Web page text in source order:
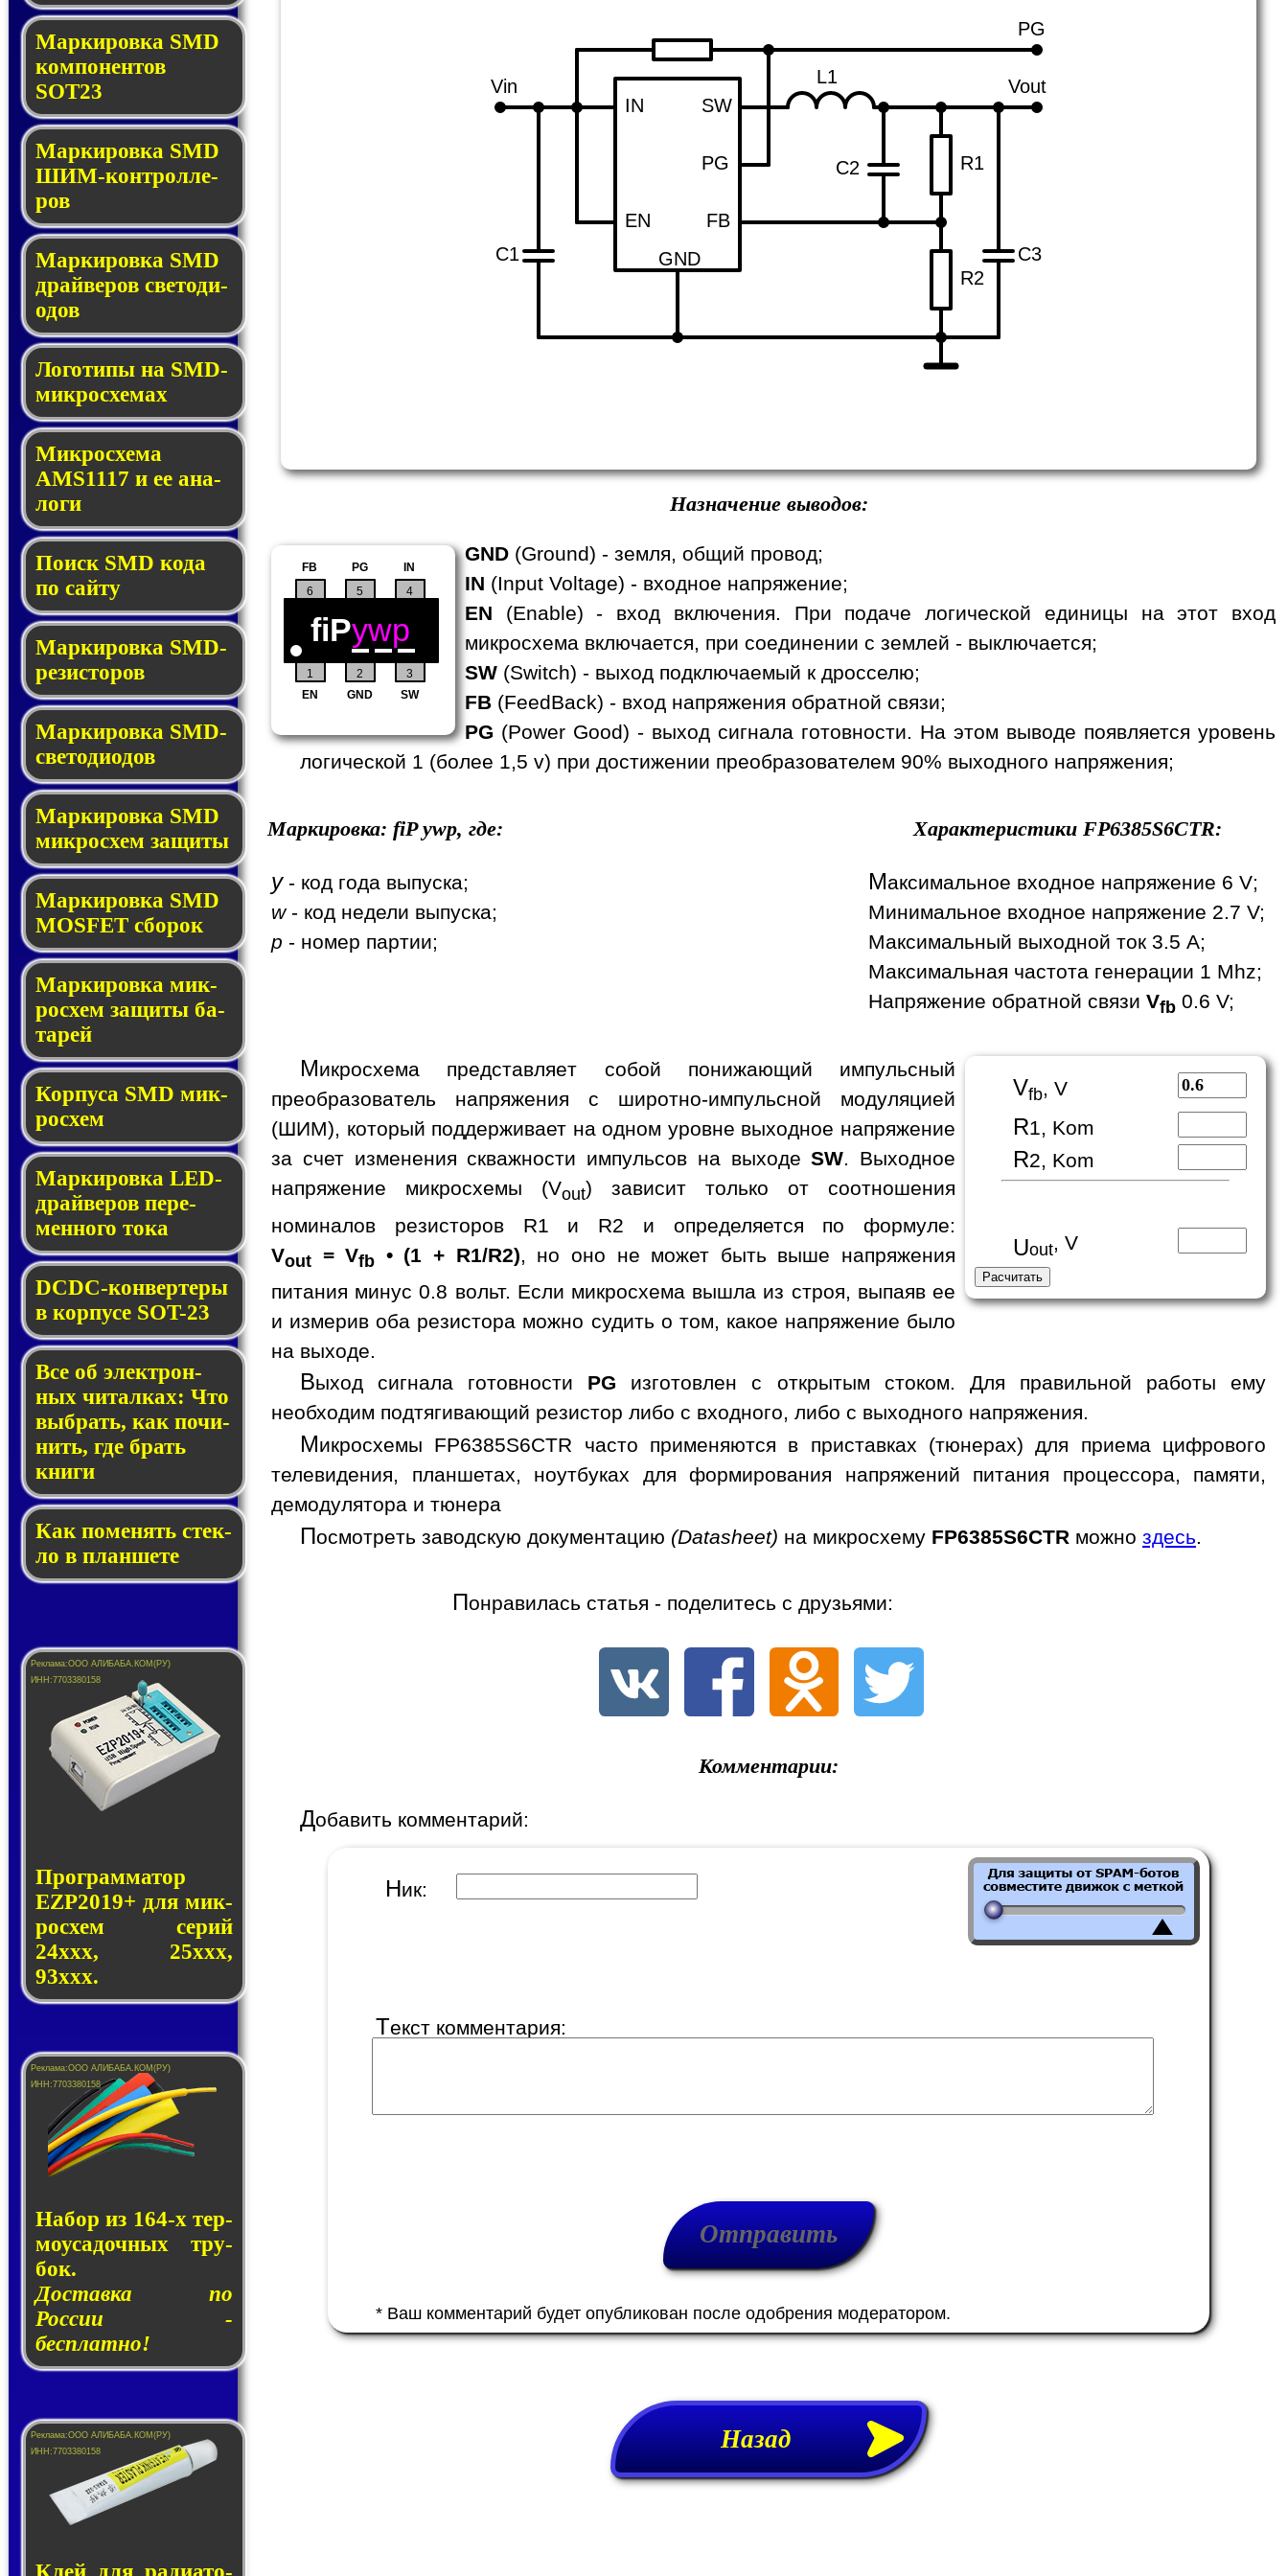
Маркировка SMD
ком­по­нен­тов
SOT23
Маркировка SMD
ШИМ-кон­трол­ле­
ров
Маркировка SMD
драй­ве­ров све­то­ди­
о­дов
Логотипы на SMD-
мик­ро­схе­мах
Микросхема
AMS1117 и ее ана­
ло­ги
Поиск SMD ко­да
по сай­ту
Маркировка SMD-
ре­зис­то­ров
Маркировка SMD-
све­то­дио­дов
Мар­ки­ров­ка SMD
мик­рос­хем защиты
Мар­ки­ров­ка SMD
MOSFET сбо­рок
Мар­ки­ров­ка мик­
ро­схем за­щи­ты ба­
та­рей
Корпуса SMD мик­
ро­схем
Маркировка LED-
драй­ве­ров пе­ре­
мен­но­го то­ка
DCDC-кон­вер­те­ры
в кор­пу­се SOT-23
Все об элек­трон­
ных чи­тал­ках: Что
выб­рать, как по­чи­
нить, где брать
кни­ги
Как по­ме­нять стек­
ло в планшете
Программатор
EZP2019+ для мик­
ро­схем се­рий
24ххх, 25ххх,
93ххх.
Набор из 164-х тер­
мо­у­са­доч­ных тру­
бок.
Доставка по
России -
бесплатно!
C1 C3
R1
R2
L1
Vin
Vout
IN
EN
SW
FB
GND
PG
PG
C2
Назначение выводов:
1 2 3
4
EN GND SW
IN
PG
5
6
FB
fiPywp
GND (Ground) - земля, общий провод;
IN (Input Voltage) - входное напряжение;
EN (Enable) - вход включения. При подаче логической единицы на этот вход
микросхема включается, при соединении с землей - выключается;
SW (Switch) - выход подключаемый к дросселю;
FB (FeedBack) - вход напряжения обратной связи;
PG (Power Good) - выход сигнала готовности. На этом выводе появляется уровень
логической 1 (более 1,5 v) при достижении преобразователем 90% выходного напряжения;
Маркировка: fiPywp, где:
y- код года выпуска;
w- код недели выпуска;
p - номер партии;
Характеристики FP6385S6CTR:
Максимальное входное напряжение 6 V;
Минимальное входное напряжение 2.7 V;
Максимальный выходной ток 3.5 A;
Максимальная частота генерации 1 Mhz;
Напряжение обратной связи Vfb 0.6 V;
Vfb, V
R1, Kom
R2, Kom
Uout, V
Микросхема представляет собой понижающий импульсный
преобразователь напряжения с широтно-импульсной модуляцией
(ШИМ), который поддерживает на одном уровне выходное напряжение
за счет изменения скважности импульсов на выходеSW. Выходное
напряжение микросхемы (Vout) зависит только от соотношения
номиналов резисторов R1 и R2 и определяется по формуле:
Vout = Vfb • (1 + R1/R2) , но оно не может быть выше напряжения
питания минус 0.8 вольт. Если микросхема вышла из строя, выпаяв ее
и измерив оба резистора можно судить о том, какое напряжение было
на выходе.
Выход сигнала готовности PG изготовлен с открытым стоком. Для правильной работы ему
необходим подтягивающий резистор либо с входного, либо с выходного напряжения.
Микросхемы FP6385S6CTR часто применяются в приставках (тюнерах) для приема цифрового
телевидения, планшетах, ноутбуках для формирования напряжений питания процессора, памяти,
демодулятора и тюнера
Посмотреть заводскую документацию (Datasheet) на микросхему FP6385S6CTR можно здесь
Понравилась статья - поделитесь с друзьями:
Комментарии:
Добавить комментарий:
Ник:
Текст комментария:
* Ваш комментарий будет опубликован после одобрения модератором.
Назад